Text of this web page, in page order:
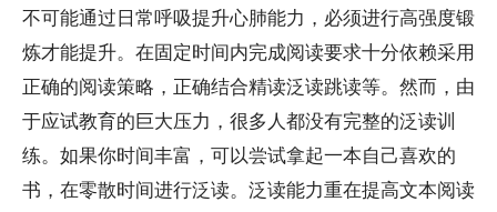
不可能通过日常呼吸提升心肺能力，必须进行高强度锻
炼才能提升。在固定时间内完成阅读要求十分依赖采用
正确的阅读策略，正确结合精读泛读跳读等。然而，由
于应试教育的巨大压力，很多人都没有完整的泛读训
练。如果你时间丰富，可以尝试拿起一本自己喜欢的
书，在零散时间进行泛读。泛读能力重在提高文本阅读